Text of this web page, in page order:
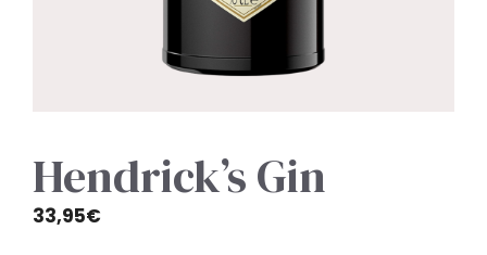
Hendrick’s Gin
33,95€